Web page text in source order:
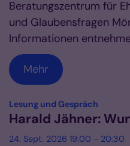
Beratungszentrum für
und Glaubensfragen
Informationen
Mehr
Lesung und Gespräch
Harald Jähner:
24. Sept. 2026 19:00 - 20:30